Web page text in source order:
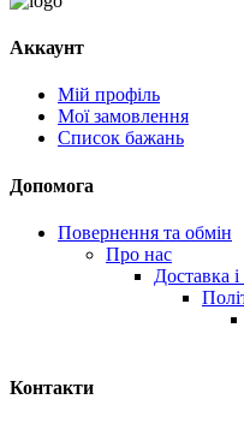
Аккаунт
Мій профіль
Мої замовлення
Список бажань
Допомога
Повернення та обмін
Про нас
Доставка
Контакти